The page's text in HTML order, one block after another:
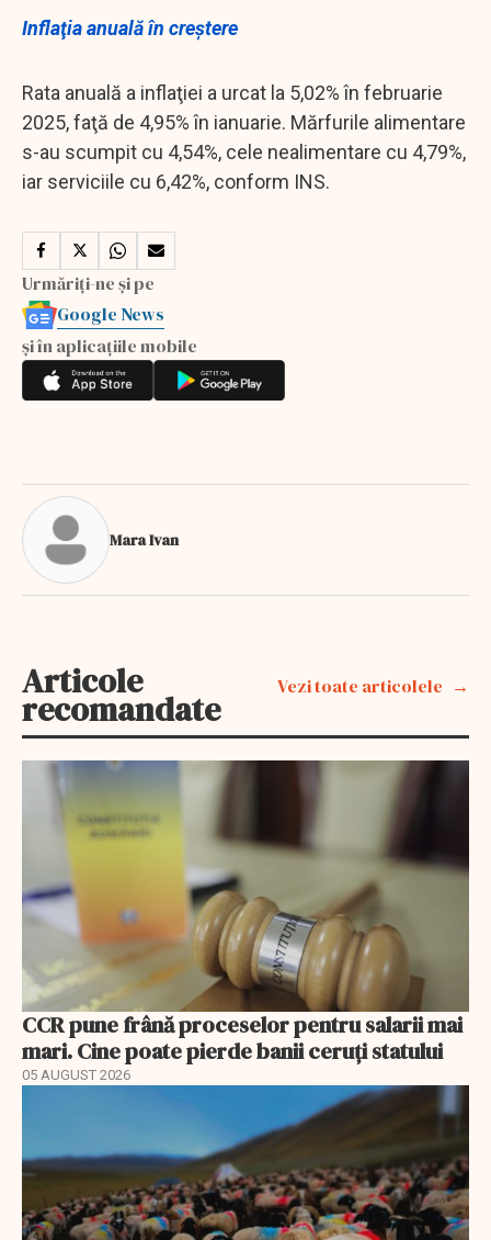
Inflaţia anuală în creştere
Rata anuală a inflaţiei a urcat la 5,02% în februarie
2025, faţă de 4,95% în ianuarie. Mărfurile alimentare
s-au scumpit cu 4,54%, cele nealimentare cu 4,79%,
iar serviciile cu 6,42%, conform INS.
Urmăriți-ne și pe
Google News
și în aplicațiile mobile
Mara Ivan
Articole
recomandate
Vezi toate articolele
CCR pune frână proceselor pentru salarii mai
mari. Cine poate pierde banii ceruți statului
05 AUGUST 2026